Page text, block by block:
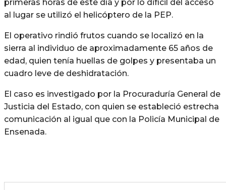
primeras horas de este día y por lo difícil del acceso
al lugar se utilizó el helicóptero de la PEP.
El operativo rindió frutos cuando se localizó en la
sierra al individuo de aproximadamente 65 años de
edad, quien tenía huellas de golpes y presentaba un
cuadro leve de deshidratación.
El caso es investigado por la Procuraduría General de
Justicia del Estado, con quien se estableció estrecha
comunicación al igual que con la Policía Municipal de
Ensenada.